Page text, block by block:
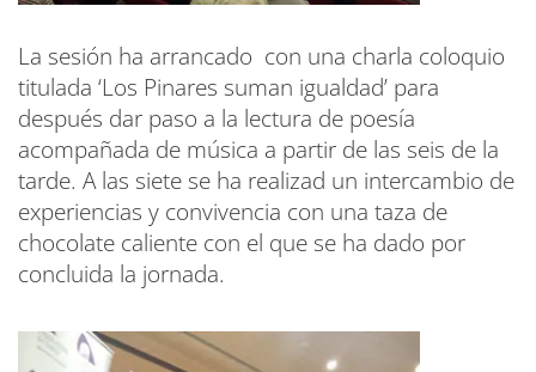
La sesión ha arrancado con una charla coloquio
titulada ‘Los Pinares suman igualdad’ para
después dar paso a la lectura de poesía
acompañada de música a partir de las seis de la
tarde. A las siete se ha realizad un intercambio de
experiencias y convivencia con una taza de
chocolate caliente con el que se ha dado por
concluida la jornada.